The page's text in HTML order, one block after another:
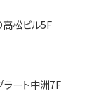
松ビル5F
ート中洲7F